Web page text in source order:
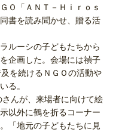
Ｏ「ＡＮＴ－Ｈｉｒｏｓ
書を読み聞かせ、贈る活
ルーシの子どもたちから
企画した。会場には禎子
を続けるＮＧＯの活動や
る。
んが、来場者に向けて絵
以外に鶴を折るコーナー
「地元の子どもたちに見